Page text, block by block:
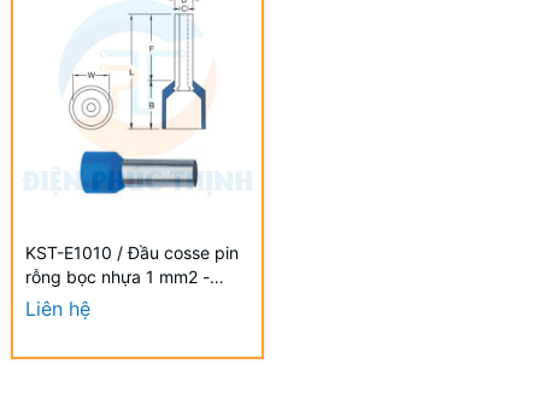
KST-E1010 / Đầu cosse pin
rỗng bọc nhựa 1 mm2 -
NYLON-INSULATED CORD
END TERMINALS (E SERIES)
Liên hệ